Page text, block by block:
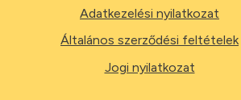
Adatkezelési nyilatkozat
Általános szerződési feltételek
Jogi nyilatkozat